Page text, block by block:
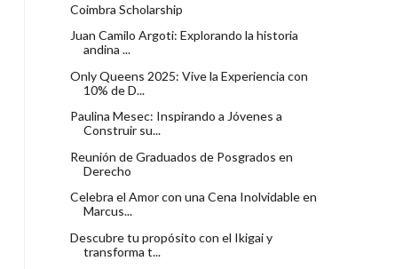
Coimbra Scholarship
Juan Camilo Argoti: Explorando la historia
andina ...
Only Queens 2025: Vive la Experiencia con
10% de D...
Paulina Mesec: Inspirando a Jóvenes a
Construir su...
Reunión de Graduados de Posgrados en
Derecho
Celebra el Amor con una Cena Inolvidable en
Marcus...
Descubre tu propósito con el Ikigai y
transforma t...